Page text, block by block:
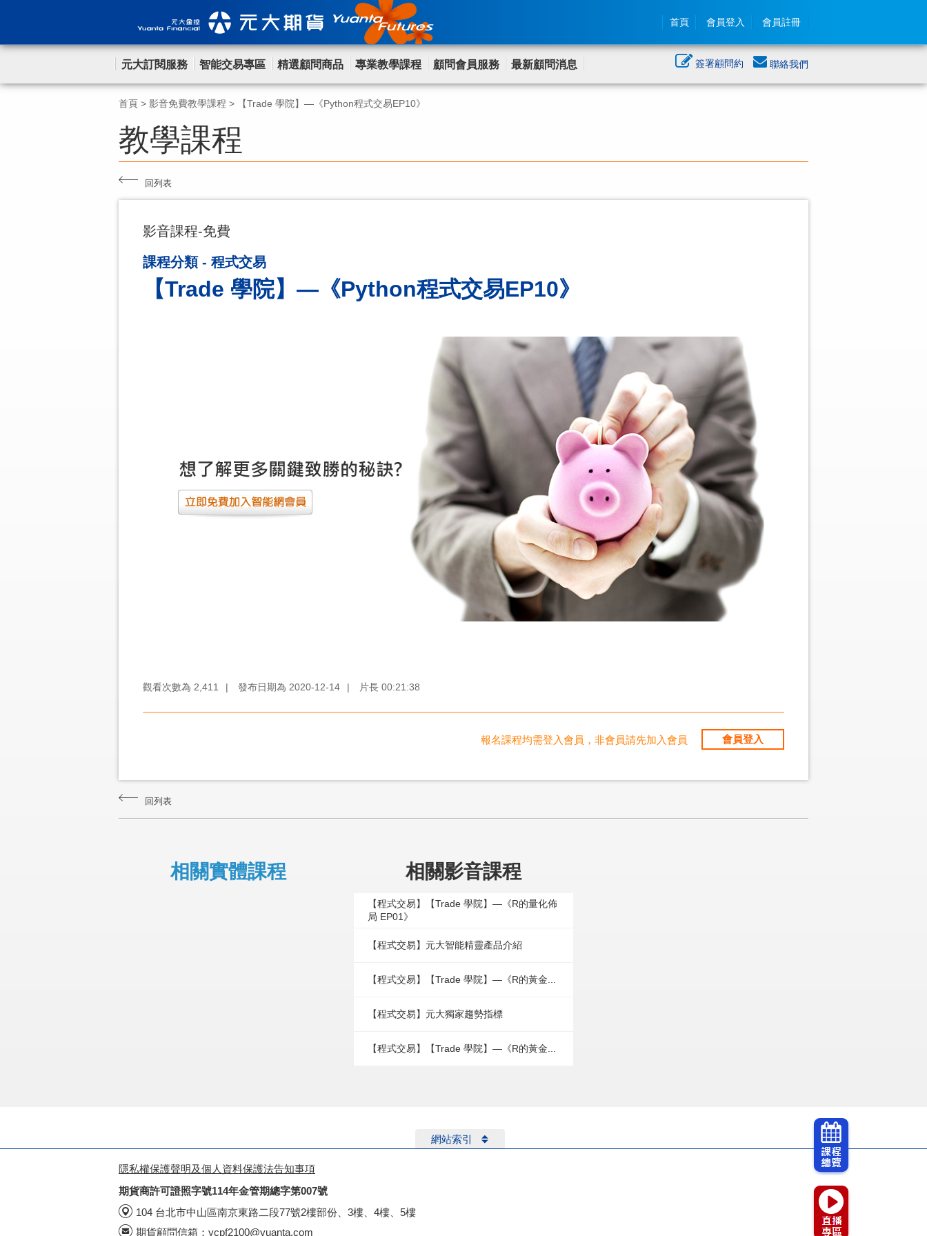
首頁 會員登入 會員註冊
元大訂閱服務 智能交易專區 精選顧問商品 專業教學課程 顧問會員服務 最新顧問消息 簽署顧問約 聯絡我們
首頁 > 影音免費教學課程 > 【Trade 學院】—《Python程式交易EP10》
教學課程
回列表
影音課程-免費
課程分類 - 程式交易
【Trade 學院】—《Python程式交易EP10》
觀看次數為 2,411 | 發布日期為 2020-12-14 | 片長 00:21:38
會員登入
報名課程均需登入會員，非會員請先加入會員
回列表
相關實體課程 相關影音課程
【程式交易】【Trade 學院】—《R的量化佈
局 EP01》
【程式交易】元大智能精靈產品介紹
【程式交易】【Trade 學院】—《R的黃金...
【程式交易】元大獨家趨勢指標
【程式交易】【Trade 學院】—《R的黃金...
網站索引
隱私權保護聲明及個人資料保護法告知事項
期貨商許可證照字號114年金管期總字第007號
104 台北市中山區南京東路二段77號2樓部份、3樓、4樓、5樓
期貨顧問信箱： ycpf2100@yuanta.com